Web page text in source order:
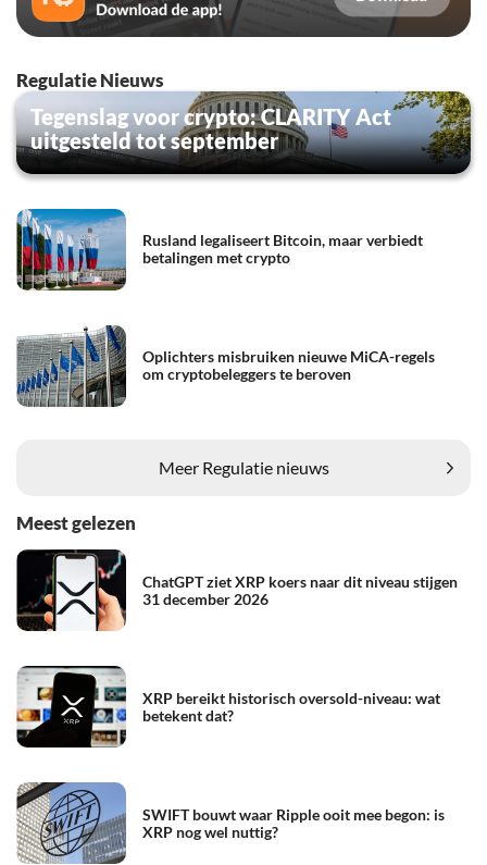
Regulatie Nieuws
Tegenslag voor crypto: CLARITY Act
uitgesteld tot september
Rusland legaliseert Bitcoin, maar verbiedt
betalingen met crypto
Oplichters misbruiken nieuwe MiCA-regels
om cryptobeleggers te beroven
Meer Regulatie nieuws
Meest gelezen
ChatGPT ziet XRP koers naar dit niveau stijgen
31 december 2026
XRP bereikt historisch oversold-niveau: wat
betekent dat?
SWIFT bouwt waar Ripple ooit mee begon: is
XRP nog wel nuttig?